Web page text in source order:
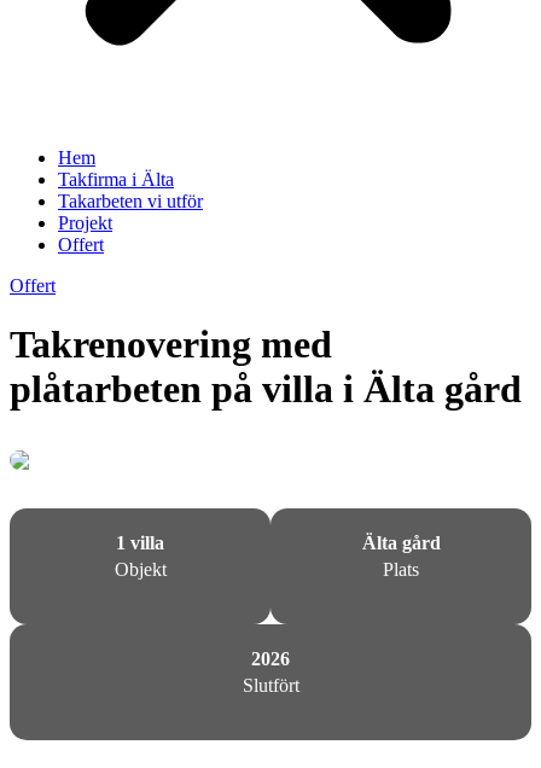
Hem
Takfirma i Älta
Takarbeten vi utför
Projekt
Offert
Offert
Takrenovering med
plåtarbeten på villa i Älta gård
1 villa
Objekt
Älta gård
Plats
2026
Slutfört